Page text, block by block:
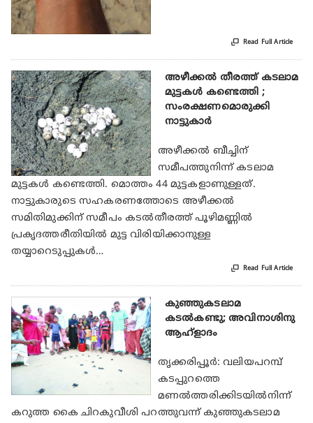
 Read Full Article
അഴീക്കല്‍ തീരത്ത് കടലാമ
മുട്ടകള്‍ കണ്ടെത്തി ;
സംരക്ഷണമൊരുക്കി
നാട്ടുകാര്‍
അഴീക്കല്‍ ബീച്ചിന്
സമീപത്തുനിന്ന് കടലാമ
മുട്ടകള്‍ കണ്ടെത്തി. മൊത്തം 44 മുട്ടകളാണുള്ളത്.
നാട്ടുകാരുടെ സഹകരണത്തോടെ അഴീക്കല്‍
സമിതിമുക്കിന് സമീപം കടല്‍തീരത്ത് പൂഴിമണ്ണില്‍
പ്രകൃദത്തരീതിയില്‍ മുട്ട വിരിയിക്കാനുള്ള
തയ്യാറെടുപ്പുകള്‍…
 Read Full Article
കുഞ്ഞുകടലാമ
കടല്‍കണ്ടു; അവിനാശിനു
ആഹ്‌ളാദം
തൃക്കരിപ്പൂര്‍: വലിയപറമ്പ്
കടപ്പുറത്തെ
മണല്‍ത്തരിക്കിടയില്‍നിന്ന്
കറുത്ത കൈ ചിറകുവീശി പറത്തുവന്ന് കുഞ്ഞുകടലാമ